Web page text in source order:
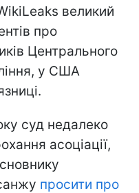
великий
про
Центрального
у США
суд недалеко
асоціації,
просити про